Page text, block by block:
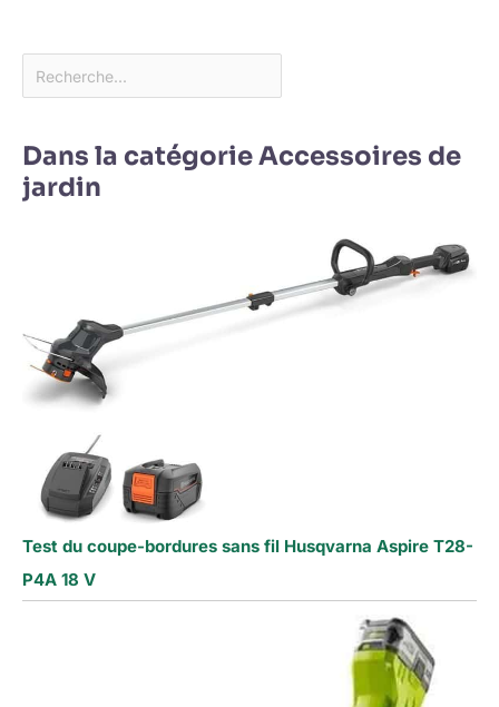
Dans la catégorie Accessoires de
jardin
Test du coupe-bordures sans fil Husqvarna Aspire T28-
P4A 18 V